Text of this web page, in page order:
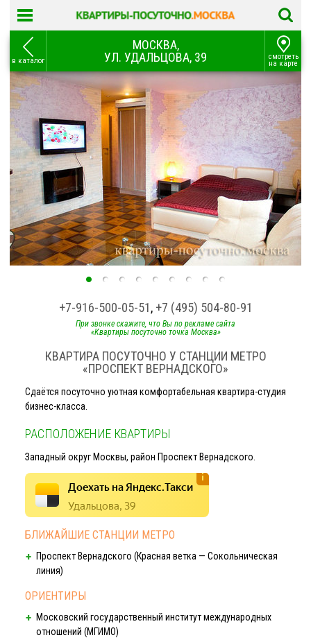
МОСКВА,
УЛ. УДАЛЬЦОВА, 39
в каталог смотреть
на карте
+7-916-500-05-51, +7 (495) 504-80-91
При звонке скажите, что Вы по рекламе сайта
«Квартиры посуточно точка Москва»
КВАРТИРА ПОСУТОЧНО У СТАНЦИИ МЕТРО
«ПРОСПЕКТ ВЕРНАДСКОГО»
Сдаётся посуточно уютная комфортабельная квартира-студия
бизнес-класса
РАСПОЛОЖЕНИЕ КВАРТИРЫ
Западный округ Москвы, район Проспект Вернадского.
Доехать на Яндекс.Такси
Удальцова, 39
БЛИЖАЙШИЕ СТАНЦИИ МЕТРО
Проспект Вернадского (Красная ветка — Сокольническая
линия)
ОРИЕНТИРЫ
Московский государственный институт международных
отношений (МГИМО)